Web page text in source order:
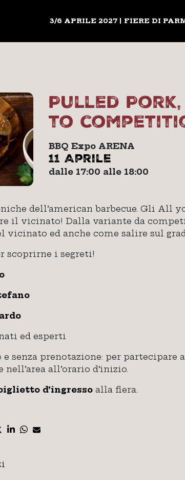
3/6 APRILE 2027 | FIERE DI
Pulled
to
BBQ Expo ARENA
11 Aprile
dalle 17:00 alle 18:00
dell’american barbecue. Gli All
il vicinato! Dalla variante da
ed anche come salire sul
scoprirne i segreti!
ed esperti
e senza prenotazione: per
all’orario d’inizio.
d’ingresso alla fiera.